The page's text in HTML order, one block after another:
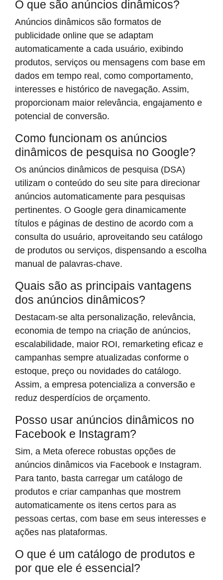
O que são anúncios dinâmicos?
Anúncios dinâmicos são formatos de
publicidade online que se adaptam
automaticamente a cada usuário, exibindo
produtos, serviços ou mensagens com base em
dados em tempo real, como comportamento,
interesses e histórico de navegação. Assim,
proporcionam maior relevância, engajamento e
potencial de conversão.
Como funcionam os anúncios
dinâmicos de pesquisa no Google?
Os anúncios dinâmicos de pesquisa (DSA)
utilizam o conteúdo do seu site para direcionar
anúncios automaticamente para pesquisas
pertinentes. O Google gera dinamicamente
títulos e páginas de destino de acordo com a
consulta do usuário, aproveitando seu catálogo
de produtos ou serviços, dispensando a escolha
manual de palavras-chave.
Quais são as principais vantagens
dos anúncios dinâmicos?
Destacam-se alta personalização, relevância,
economia de tempo na criação de anúncios,
escalabilidade, maior ROI, remarketing eficaz e
campanhas sempre atualizadas conforme o
estoque, preço ou novidades do catálogo.
Assim, a empresa potencializa a conversão e
reduz desperdícios de orçamento.
Posso usar anúncios dinâmicos no
Facebook e Instagram?
Sim, a Meta oferece robustas opções de
anúncios dinâmicos via Facebook e Instagram.
Para tanto, basta carregar um catálogo de
produtos e criar campanhas que mostrem
automaticamente os itens certos para as
pessoas certas, com base em seus interesses e
ações nas plataformas.
O que é um catálogo de produtos e
por que ele é essencial?